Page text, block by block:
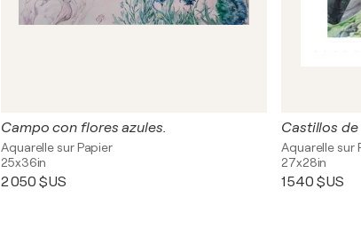
Campo con flores azules.
Aquarelle sur Papier
25x36in
2 050 $US
Castillos
Aquarelle sur
27x28in
1 540 $US